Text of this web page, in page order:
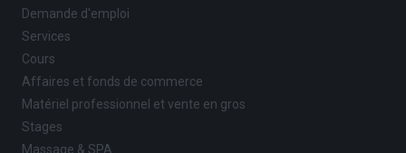
Demande d'emploi
Services
Cours
Affaires et fonds de commerce
Matériel professionnel et vente en gros
Stages
Massage & SPA